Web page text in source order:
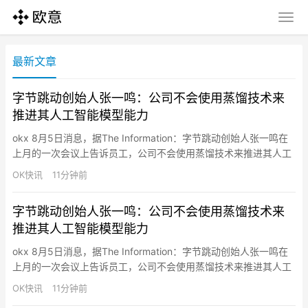
最新文章
字节跳动创始人张一鸣：公司不会使用蒸馏技术来
推进其人工智能模型能力
okx 8月5日消息，据The Information：字节跳动创始人张一鸣在
上月的一次会议上告诉员工，公司不会使用蒸馏技术来推进其人工
智能模型能力，即使这意味着公司暂时落后于国内竞争对手。
OK快讯 11分钟前
字节跳动创始人张一鸣：公司不会使用蒸馏技术来
推进其人工智能模型能力
okx 8月5日消息，据The Information：字节跳动创始人张一鸣在
上月的一次会议上告诉员工，公司不会使用蒸馏技术来推进其人工
智能模型能力，即使这意味着公司暂时落后于国内竞争对手。
OK快讯 11分钟前